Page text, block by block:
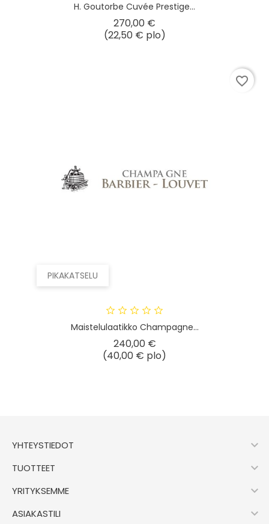
H. Goutorbe Cuvée Prestige...
270,00 €
(22,50 € plo)
PIKAKATSELU
Maistelulaatikko Champagne...
240,00 €Hinta
(40,00 € plo)
favorite_border
YHTEYSTIEDOT 
TUOTTEET 
YRITYKSEMME 
ASIAKASTILI 